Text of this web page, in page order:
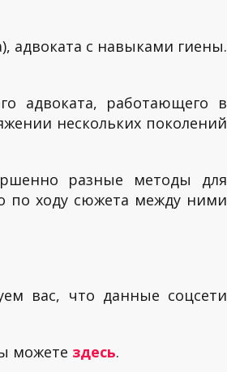
адвоката с навыками гиены.
адвоката, работающего в
нескольких поколений
разные методы для
по ходу сюжета между ними
вас, что данные соцсети
можете здесь.